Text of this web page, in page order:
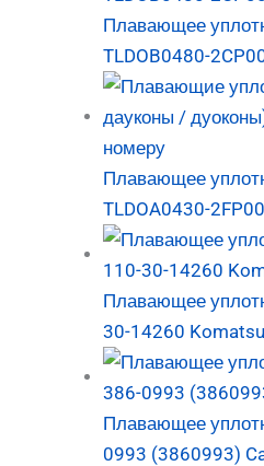
Плавающее
TLDOB0480-
Плавающее
TLDOA0430-
Плавающее
30-14260 Komatsu
Плавающее
0993 (3860993)